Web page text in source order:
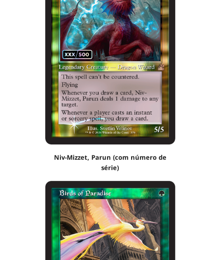
Niv-Mizzet, Parun (com número de
série)